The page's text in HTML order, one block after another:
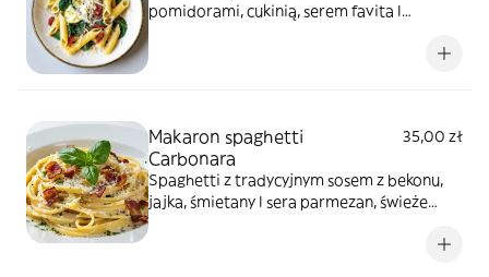
pomidorami, cukinią, serem favita I
Makaron spaghetti
Carbonara
35,00 zł
Spaghetti z tradycyjnym sosem z bekonu,
jajka, śmietany I sera parmezan, świeże